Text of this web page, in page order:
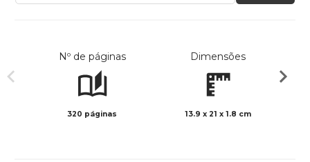
Nº de páginas
320 páginas
Dimensões
13.9 x 21 x 1.8 cm